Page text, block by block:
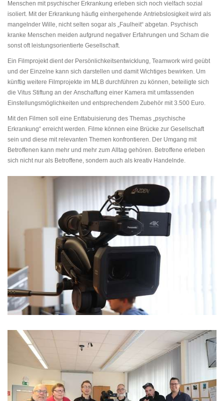
Menschen mit psychischer Erkrankung erleben sich noch vielfach sozial
isoliert. Mit der Erkrankung häufig einhergehende Antriebslosigkeit wird als
mangelnder Wille, nicht selten sogar als „Faulheit“ abgetan. Psychisch
kranke Menschen meiden aufgrund negativer Erfahrungen und Scham die
sonst oft leistungsorientierte Gesellschaft.
Ein Filmprojekt dient der Persönlichkeitsentwicklung, Teamwork wird geübt
und der Einzelne kann sich darstellen und damit Wichtiges bewirken. Um
künftig weitere Filmprojekte im MLB durchführen zu können, beteiligte sich
die Vitus Stiftung an der Anschaffung einer Kamera mit umfassenden
Einstellungsmöglichkeiten und entsprechendem Zubehör mit 3.500 Euro.
Mit den Filmen soll eine Enttabuisierung des Themas „psychische
Erkrankung“ erreicht werden. Filme können eine Brücke zur Gesellschaft
sein und diese mit relevanten Themen konfrontieren. Der Umgang mit
Betroffenen kann mehr und mehr zum Alltag gehören. Betroffene erleben
sich nicht nur als Betroffene, sondern auch als kreativ Handelnde.